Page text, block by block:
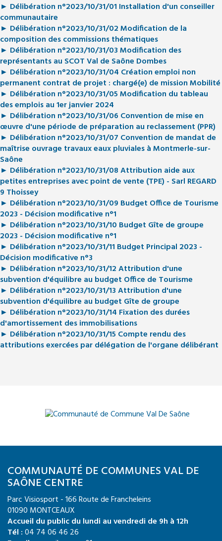
► Délibération n°2023/10/31/01 Installation d'un conseiller
communautaire
► Délibération n°2023/10/31/02 Modification de la
composition des commissions thématiques
► Délibération n°2023/10/31/03 Modification des
représentants au SCOT Val de Saône Dombes
► Délibération n°2023/10/31/04 Création emploi non
permanent contrat de projet : chargé(e) de mission Mobilité
► Délibération n°2023/10/31/05 Modification du tableau
des emplois au 1er janvier 2024
► Délibération n°2023/10/31/06 Convention de mise en
œuvre d'une période de préparation au reclassement (PPR)
► Délibération n°2023/10/31/07 Convention de mandat de
maîtrise ouvrage travaux eaux pluviales à Montmerle-sur-
Saône
► Délibération n°2023/10/31/08 Attribution aide aux
petites entreprises avec point de vente (TPE) - Sarl REGARD
9 Thoissey
► Délibération n°2023/10/31/09 Budget Office de Tourisme
2023 - Décision modificative n°1
► Délibération n°2023/10/31/10 Budget Gîte de groupe
2023 - Décision modificative n°1
► Délibération n°2023/10/31/11 Budget Principal 2023 -
Décision modificative n°3
► Délibération n°2023/10/31/12 Attribution d'une
subvention d'équilibre au budget Office de Tourisme
► Délibération n°2023/10/31/13 Attribution d'une
subvention d'équilibre au budget Gîte de groupe
► Délibération n°2023/10/31/14 Fixation des durées
d'amortissement des immobilisations
► Délibération n°2023/10/31/15 Compte rendu des
attributions exercées par délégation de l'organe délibérant
COMMUNAUTÉ DE COMMUNES VAL DE
SAÔNE CENTRE
Parc Visiosport - 166 Route de Francheleins
01090 MONTCEAUX
Accueil du public du lundi au vendredi de 9h à 12h
Tél :04 74 06 46 26